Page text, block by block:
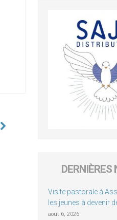
DERNIÈRES
Visite pastorale à
les jeunes à devenir
août 6, 2026